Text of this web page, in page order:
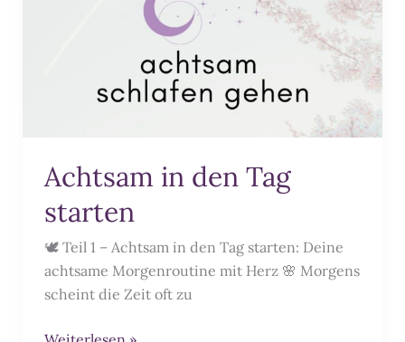
Achtsam in den Tag
starten
🕊️ Teil 1 – Achtsam in den Tag starten: Deine
achtsame Morgenroutine mit Herz 🌸 Morgens
scheint die Zeit oft zu
Achtsam